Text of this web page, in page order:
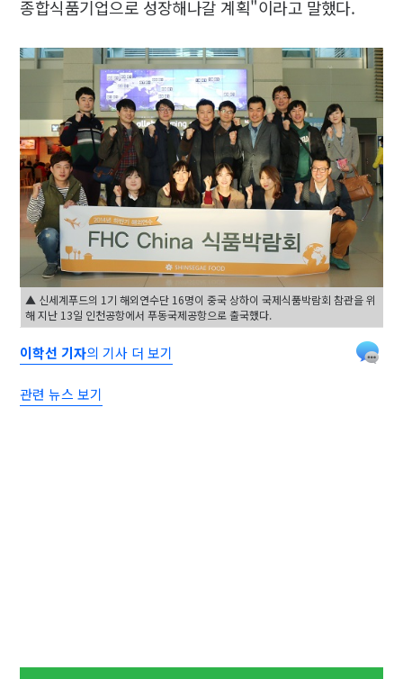
종합식품기업으로 성장해나갈 계획"이라고 말했다.
▲ 신세계푸드의 1기 해외연수단 16명이 중국 상하이 국제식품박람회 참관을 위
해 지난 13일 인천공항에서 푸동국제공항으로 출국했다.
이학선 기자의 기사 더 보기
관련 뉴스 보기